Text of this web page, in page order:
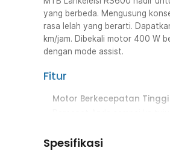
yang berbeda. Mengusung
rasa lelah yang berarti.
km/jam. Dibekali motor 400 W
dengan mode assist.
Fitur
Motor Berkecepatan Tinggi
membuat sepeda listrik
tempuh hingga 50 km.
Spesifikasi